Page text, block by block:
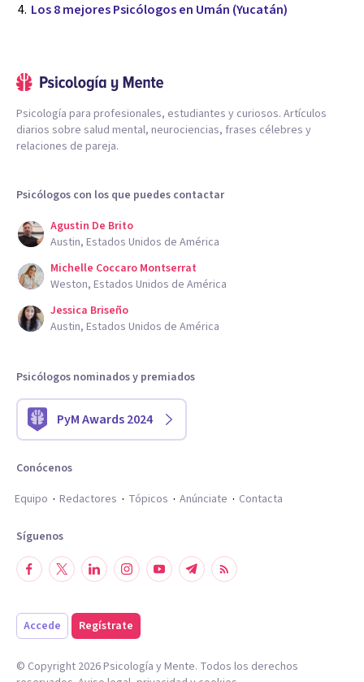
Los 8 mejores Psicólogos en Umán (Yucatán)
Psicología para profesionales, estudiantes y curiosos. Artículos
diarios sobre salud mental, neurociencias, frases célebres y
relaciones de pareja.
Psicólogos con los que puedes contactar
Agustin De Brito
Austin, Estados Unidos de América
Michelle Coccaro Montserrat
Weston, Estados Unidos de América
Jessica Briseño
Austin, Estados Unidos de América
Psicólogos nominados y premiados
PyM Awards 2024
Conócenos
Equipo
Redactores Tópicos Anúnciate Contacta
Síguenos
Accede Regístrate
© Copyright 2026Psicología y Mente. Todos los derechos